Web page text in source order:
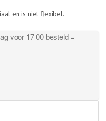
en is niet flexibel.
voor 17:00 besteld =